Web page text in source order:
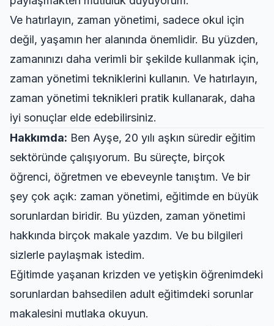
Ve hatırlayın, zaman yönetimi, sadece okul için
değil, yaşamın her alanında önemlidir. Bu yüzden,
zamanınızı daha verimli bir şekilde kullanmak için,
zaman yönetimi tekniklerini kullanın. Ve hatırlayın,
zaman yönetimi teknikleri pratik kullanarak, daha
iyi sonuçlar elde edebilirsiniz.
Hakkımda: Ben Ayşe, 20 yılı aşkın süredir eğitim
sektöründe çalışıyorum. Bu süreçte, birçok
öğrenci, öğretmen ve ebeveynle tanıştım. Ve bir
şey çok açık: zaman yönetimi, eğitimde en büyük
sorunlardan biridir. Bu yüzden, zaman yönetimi
hakkında birçok makale yazdım. Ve bu bilgileri
sizlerle paylaşmak istedim.
Eğitimde yaşanan krizden ve yetişkin öğrenimdeki
sorunlardan bahsedilen adult eğitimdeki sorunlar
makalesini mutlaka okuyun.